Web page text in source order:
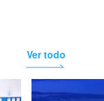
Ver todo